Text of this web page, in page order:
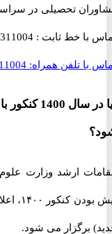
در سراسر کشور از 8 صبح الی 12 شب
با خط ثابت :91311004-021
تلفن همراه:91311004-021
آیا در سال
ارشد وزارت علوم
پیش بودن
برگزار می شود.